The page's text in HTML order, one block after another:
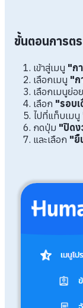
ขั้นตอนการต
เข้าสู่เมนู "ก
เลือกเมนู "ก
เลือกเมนูย่อย
เลือก "รอบ
ไปที่แท็บเมนู
กดปุ่ม "ปิด
และเลือก "ยื